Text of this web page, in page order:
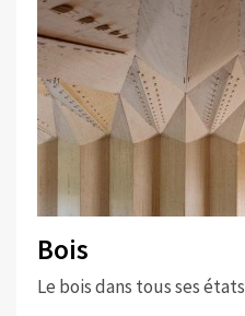
Bois
Le bois dans tous ses états